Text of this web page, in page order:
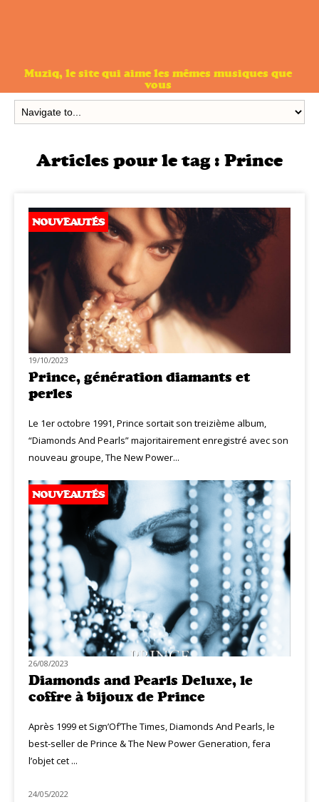
Muziq, le site qui aime les mêmes musiques que
vous
Articles pour le tag : Prince
NOUVEAUTÉS
19/10/2023
Prince, génération diamants et
perles
Le 1er octobre 1991, Prince sortait son treizième album,
“Diamonds And Pearls” majoritairement enregistré avec son
nouveau groupe, The New Power...
NOUVEAUTÉS
26/08/2023
Diamonds and Pearls Deluxe, le
coffre à bijoux de Prince
Après 1999 et Sign’Of’The Times, Diamonds And Pearls, le
best-seller de Prince & The New Power Generation, fera
l’objet cet ...
MUZIQ INTERVIEW
24/05/2022